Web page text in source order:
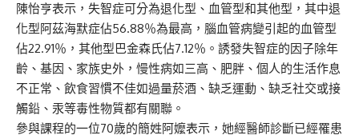
陳怡亨表示，失智症可分為退化型、血管型和其他型，其中退
化型阿茲海默症佔56.88％為最高，腦血管病變引起的血管型
佔22.91％，其他型巴金森氏佔7.12％。誘發失智症的因子除年
齡、基因、家族史外，慢性病如三高、肥胖、個人的生活作息
不正常、飲食習慣不佳如過量菸酒、缺乏運動、缺乏社交或接
觸鉛、汞等毒性物質都有關聯。
參與課程的一位70歲的簡姓阿嬤表示，她經醫師診斷已經罹患